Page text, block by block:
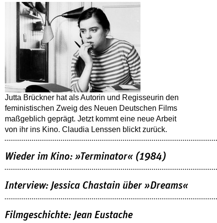
Jutta Brückner hat als Autorin und Regisseurin den
feministischen Zweig des Neuen Deutschen Films
maßgeblich geprägt. Jetzt kommt eine neue Arbeit
von ihr ins Kino. Claudia Lenssen blickt zurück.
Wieder im Kino: »Terminator« (1984)
Interview: Jessica Chastain über »Dreams«
Filmgeschichte: Jean Eustache